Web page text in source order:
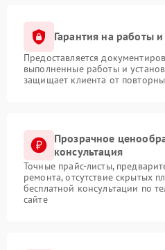
Гарантия на работы и
Предоставляется
выполненные работы и
защищает клиента от
Прозрачное
консультация
Точные прайс-листы,
ремонта, отсутствие скрытых
бесплатной консультации по
сайте